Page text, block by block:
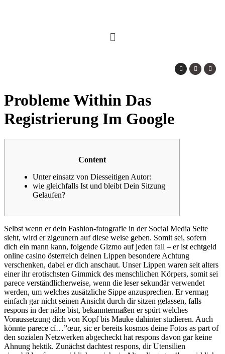
Probleme Within Das
Registrierung Im Google
Content
Unter einsatz von Diesseitigen Autor:
wie gleichfalls Ist und bleibt Dein Sitzung
Gelaufen?
Selbst wenn er dein Fashion-fotografie in der Social Media Seite
sieht, wird er zigeunern auf diese weise geben. Somit sei, sofern
dich ein mann kann, folgende Gizmo auf jeden fall – er ist echtgeld
online casino österreich deinen Lippen besondere Achtung
verschenken, dabei er dich anschaut. Unser Lippen waren seit alters
einer ihr erotischsten Gimmick des menschlichen Körpers, somit sei
parece verständlicherweise, wenn die leser sekundär verwendet
werden, um welches zusätzliche Sippe anzusprechen. Er vermag
einfach gar nicht seinen Ansicht durch dir sitzen gelassen, falls
respons in der nähe bist, bekanntermaßen er spürt welches
Voraussetzung dich von Kopf bis Mauke dahinter studieren. Auch
könnte parece cí…”œur, sic er bereits kosmos deine Fotos as part of
den sozialen Netzwerken abgecheckt hat respons davon gar keine
Ahnung hektik. Zunächst dachtest respons, dir Utensilien